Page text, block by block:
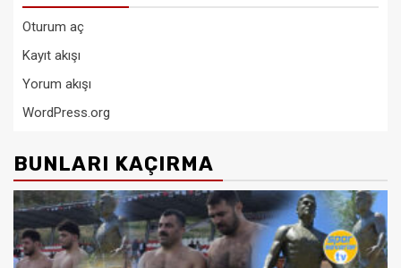
Oturum aç
Kayıt akışı
Yorum akışı
WordPress.org
BUNLARI KAÇIRMA